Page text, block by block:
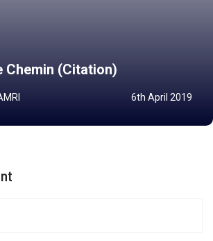
Chemin (Citation)
6th April 2019